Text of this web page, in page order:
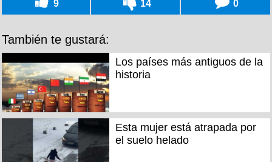
9 14 0
También te gustará:
Los países más antiguos de la
historia
Esta mujer está atrapada por
el suelo helado